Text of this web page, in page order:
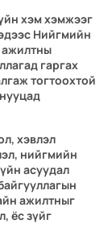
хэм хэмжээг
Нийгмийн
ажилтны
гаргах
тогтоохтой
хэвлэл
нийгмийн
асуудал
ажилтныг
ёс зүйг